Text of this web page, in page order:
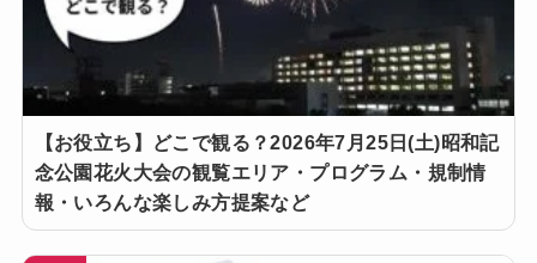
【お役立ち】どこで観る？2026年7月25日(土)昭和記
念公園花火大会の観覧エリア・プログラム・規制情
報・いろんな楽しみ方提案など